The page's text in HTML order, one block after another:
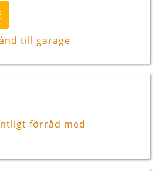
till garage
förråd med